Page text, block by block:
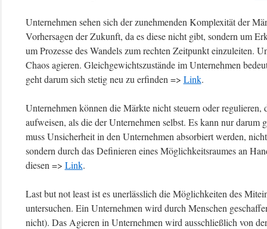
Unternehmen sehen sich der zunehmenden Komplexität der
Vorhersagen der Zukunft, da es diese nicht gibt, sondern um
um Prozesse des Wandels zum rechten Zeitpunkt einzuleiten.
Chaos agieren. Gleichgewichtszustände im Unternehmen
geht darum sich stetig neu zu erfinden => Link.
Unternehmen können die Märkte nicht steuern oder regulieren,
aufweisen, als die der Unternehmen selbst. Es kann nur darum
muss Unsicherheit in den Unternehmen absorbiert werden,
sondern durch das Definieren eines Möglichkeitsraumes an
diesen => Link.
Last but not least ist es unerlässlich die Möglichkeiten des
untersuchen. Ein Unternehmen wird durch Menschen
nicht). Das Agieren in Unternehmen wird ausschließlich von